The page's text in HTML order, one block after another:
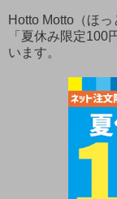
Hotto Motto（ほ
「夏休み限定100
います。